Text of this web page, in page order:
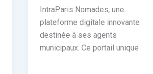
IntraParis Nomades, une
plateforme digitale innovante
destinée à ses agents
municipaux. Ce portail unique